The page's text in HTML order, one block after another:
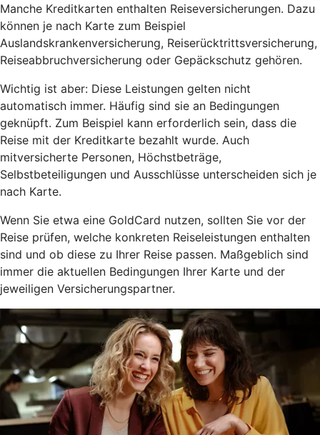
Manche Kreditkarten enthalten Reiseversicherungen. Dazu
können je nach Karte zum Beispiel
Auslandskrankenversicherung, Reiserücktrittsversicherung,
Reiseabbruchversicherung oder Gepäckschutz gehören.
Wichtig ist aber: Diese Leistungen gelten nicht
automatisch immer. Häufig sind sie an Bedingungen
geknüpft. Zum Beispiel kann erforderlich sein, dass die
Reise mit der Kreditkarte bezahlt wurde. Auch
mitversicherte Personen, Höchstbeträge,
Selbstbeteiligungen und Ausschlüsse unterscheiden sich je
nach Karte.
Wenn Sie etwa eine GoldCard nutzen, sollten Sie vor der
Reise prüfen, welche konkreten Reiseleistungen enthalten
sind und ob diese zu Ihrer Reise passen. Maßgeblich sind
immer die aktuellen Bedingungen Ihrer Karte und der
jeweiligen Versicherungspartner.